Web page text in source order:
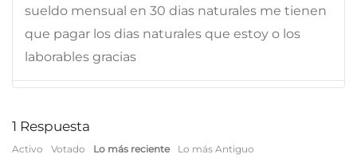
sueldo mensual en 30 dias naturales me tienen
que pagar los dias naturales que estoy o los
laborables gracias
1 Respuesta
Activo Votado Lo más reciente Lo más Antiguo